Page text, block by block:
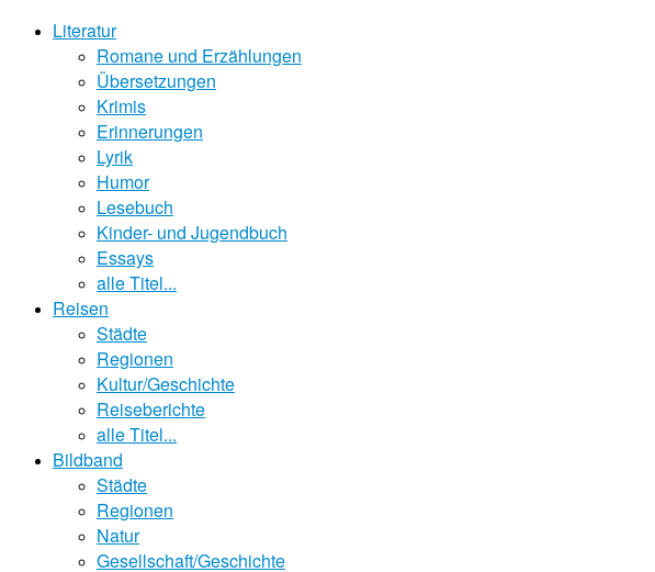
Literatur
Romane und Erzählungen
Übersetzungen
Krimis
Erinnerungen
Lyrik
Humor
Lesebuch
Kinder- und Jugendbuch
Essays
alle Titel...
Reisen
Städte
Regionen
Kultur/Geschichte
Reiseberichte
alle Titel...
Bildband
Städte
Regionen
Natur
Gesellschaft/Geschichte